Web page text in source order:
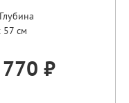
57 см
₽